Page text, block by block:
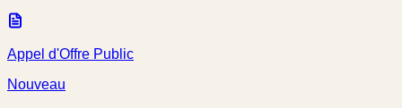
Appel d'Offre Public
Nouveau